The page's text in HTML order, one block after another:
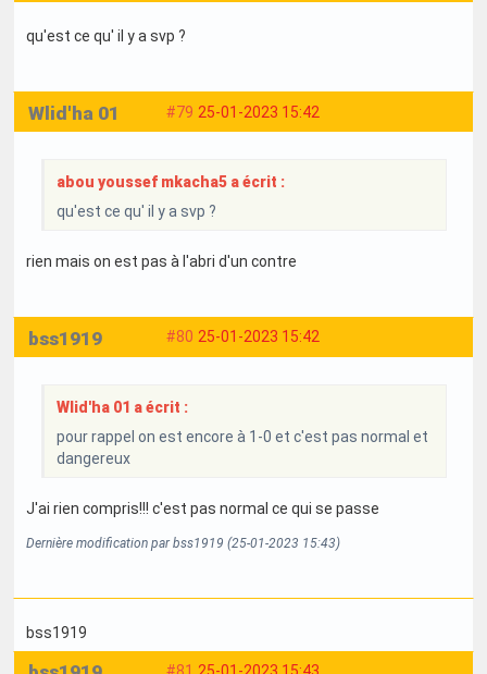
qu'est ce qu' il y a svp ?
#79 25-01-2023 15:42
Wlid'ha 01
abou youssef mkacha5 a écrit :
qu'est ce qu' il y a svp ?
rien mais on est pas à l'abri d'un contre
#80 25-01-2023 15:42
bss1919
Wlid'ha 01 a écrit :
pour rappel on est encore à 1-0 et c'est pas normal et
dangereux
J'ai rien compris!!! c'est pas normal ce qui se passe
Dernière modification par bss1919 (25-01-2023 15:43)
bss1919